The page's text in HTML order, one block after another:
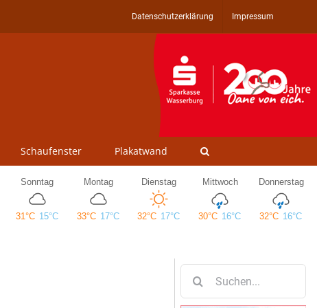
Datenschutzerklärung Impressum
Schaufenster Plakatwand
nach: